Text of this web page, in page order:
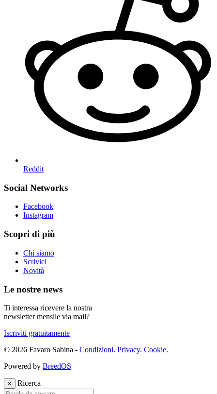
Reddit
Social Networks
Facebook
Instagram
Scopri di più
Chi siamo
Scrivici
Novità
Le nostre news
Ti interessa ricevere la nostra
newsletter mensile via mail?
Iscriviti gratuitamente
© 2026 Favaro Sabina - Condizioni. Privacy. Cookie.
Powered by BreedOS
× Ricerca